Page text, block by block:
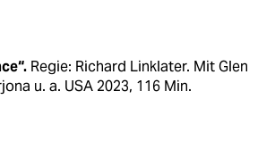
Regie: Richard Linklater. Mit Glen
u. a. USA 2023, 116 Min.